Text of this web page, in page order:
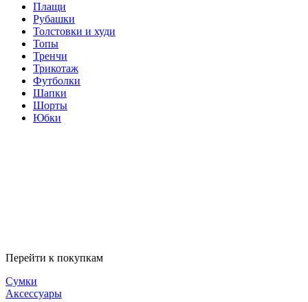
Плащи
Рубашки
Толстовки и худи
Топы
Тренчи
Трикотаж
Футболки
Шапки
Шорты
Юбки
Перейти к покупкам
Сумки
Аксессуары